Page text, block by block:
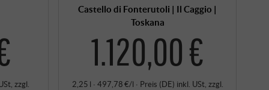
, zzgl.
Castello di Fonterutoli | Il Caggio |
Toskana
1.120,00 €
2,25 l · 497,78 €/l · Preis (DE) inkl. USt, zzgl.